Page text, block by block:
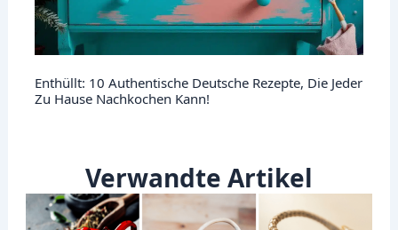
Enthüllt: 10 Authentische Deutsche Rezepte, Die Jeder
Zu Hause Nachkochen Kann!
Verwandte Artikel